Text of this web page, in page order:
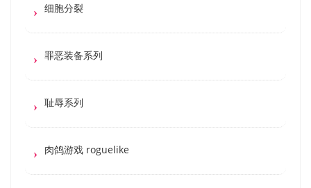
细胞分裂
罪恶装备系列
耻辱系列
肉鸽游戏 roguelike